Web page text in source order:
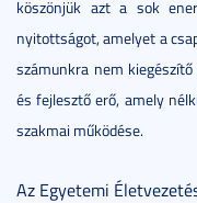
köszönjük azt a sok
nyitottságot, amelyet a
számunkra nem
és fejlesztő erő, amely
szakmai működése.
Az Egyetemi